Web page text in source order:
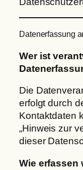
Datenerfassung
Wer ist
Die
erfolgt durch
Kontaktdaten
„Hinweis zur
dieser
Wie erfassen